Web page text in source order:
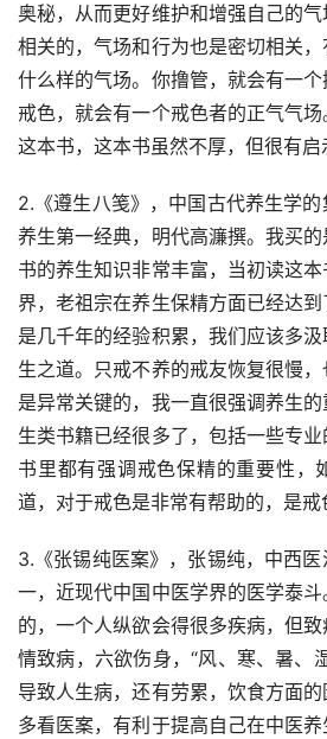
奥秘，从而更好维护和增强自己的
相关的，气场和行为也是密切相关
什么样的气场。你撸管，就会有一
戒色，就会有一个戒色者的正气气
这本书，这本书虽然不厚，但很有启
2.《遵生八笺》，中国古代养生学
养生第一经典，明代高濂撰。我买
书的养生知识非常丰富，当初读这
界，老祖宗在养生保精方面已经达
是几千年的经验积累，我们应该多
生之道。只戒不养的戒友恢复很慢
是异常关键的，我一直很强调养生
生类书籍已经很多了，包括一些专
书里都有强调戒色保精的重要性，
道，对于戒色是非常有帮助的，是戒
3.《张锡纯医案》，张锡纯，中西
一，近现代中国中医学界的医学泰
的，一个人纵欲会得很多疾病，但
情致病，六欲伤身，“风、寒、暑、
导致人生病，还有劳累，饮食方面的
多看医案，有利于提高自己在中医